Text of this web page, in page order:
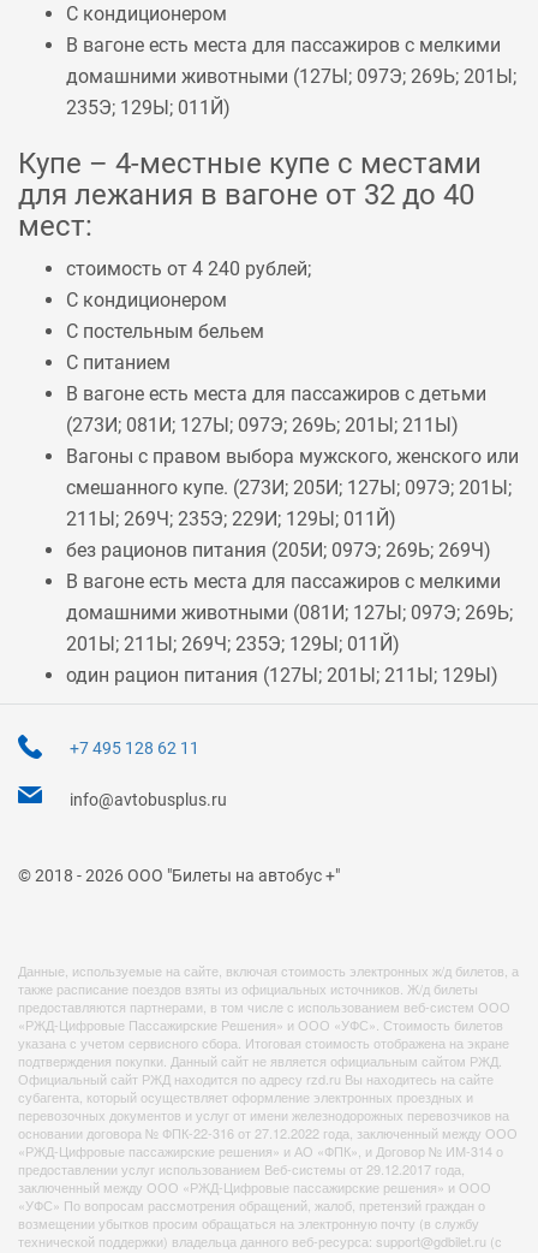
С кондиционером
В вагоне есть места для пассажиров с мелкими
домашними животными (127Ы; 097Э; 269Ь; 201Ы;
235Э; 129Ы; 011Й)
Купе – 4-местные купе с местами
для лежания в вагоне от 32 до 40
мест:
стоимость от 4 240 рублей;
С кондиционером
С постельным бельем
С питанием
В вагоне есть места для пассажиров с детьми
(273И; 081И; 127Ы; 097Э; 269Ь; 201Ы; 211Ы)
Вагоны с правом выбора мужского, женского или
смешанного купе. (273И; 205И; 127Ы; 097Э; 201Ы;
211Ы; 269Ч; 235Э; 229И; 129Ы; 011Й)
без рационов питания (205И; 097Э; 269Ь; 269Ч)
В вагоне есть места для пассажиров с мелкими
домашними животными (081И; 127Ы; 097Э; 269Ь;
201Ы; 211Ы; 269Ч; 235Э; 129Ы; 011Й)
один рацион питания (127Ы; 201Ы; 211Ы; 129Ы)
+7 495 128 62 11
info@avtobusplus.ru
© 2018 - 2026 ООО "Билеты на автобус +"
Данные, используемые на сайте, включая стоимость электронных ж/д билетов, а
также расписание поездов взяты из официальных источников. Ж/д билеты
предоставляются партнерами, в том числе с использованием веб-систем ООО
«РЖД-Цифровые Пассажирские Решения» и ООО «УФС». Стоимость билетов
указана с учетом сервисного сбора. Итоговая стоимость отображена на экране
подтверждения покупки. Данный сайт не является официальным сайтом РЖД.
Официальный сайт РЖД находится по адресу rzd.ru Вы находитесь на сайте
субагента, который осуществляет оформление электронных проездных и
перевозочных документов и услуг от имени железнодорожных перевозчиков на
основании договора № ФПК-22-316 от 27.12.2022 года, заключенный между ООО
«РЖД-Цифровые пассажирские решения» и АО «ФПК», и Договор № ИМ-314 о
предоставлении услуг использованием Веб-системы от 29.12.2017 года,
заключенный между ООО «РЖД-Цифровые пассажирские решения» и ООО
«УФС» По вопросам рассмотрения обращений, жалоб, претензий граждан о
возмещении убытков просим обращаться на электронную почту (в службу
технической поддержки) владельца данного веб-ресурса: support@gdbilet.ru (с